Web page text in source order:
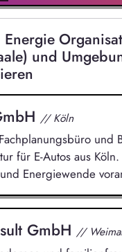
Energie
und
// Köln
und
für E-Autos aus
Energiewende
GmbH //